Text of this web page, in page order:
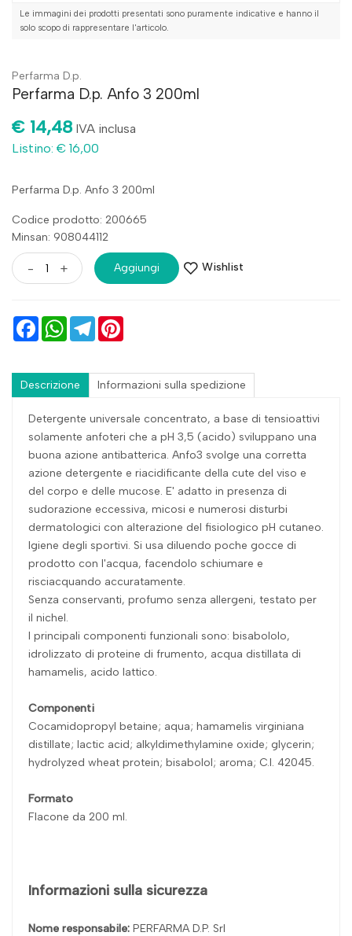
Le immagini dei prodotti presentati sono puramente indicative e hanno il
solo scopo di rappresentare l'articolo.
Perfarma D.p.
Perfarma D.p. Anfo 3 200ml
€ 14,48 IVA inclusa
Listino: € 16,00
Perfarma D.p. Anfo 3 200ml
Codice prodotto: 200665
Minsan: 908044112
- + Aggiungi Wishlist
FacebookWhatsAppTelegram
Descrizione Informazioni sulla spedizione
Detergente universale concentrato, a base di tensioattivi
solamente anfoteri che a pH 3,5 (acido) sviluppano una
buona azione antibatterica. Anfo3 svolge una corretta
azione detergente e riacidificante della cute del viso e
del corpo e delle mucose. E' adatto in presenza di
sudorazione eccessiva, micosi e numerosi disturbi
dermatologici con alterazione del fisiologico pH cutaneo.
Igiene degli sportivi. Si usa diluendo poche gocce di
prodotto con l'acqua, facendolo schiumare e
risciacquando accuratamente.
Senza conservanti, profumo senza allergeni, testato per
il nichel.
I principali componenti funzionali sono: bisabololo,
idrolizzato di proteine di frumento, acqua distillata di
hamamelis, acido lattico.
Componenti
Cocamidopropyl betaine; aqua; hamamelis virginiana
distillate; lactic acid; alkyldimethylamine oxide; glycerin;
hydrolyzed wheat protein; bisabolol; aroma; C.I. 42045.
Formato
Flacone da 200 ml.
Informazioni sulla sicurezza
Nome responsabile: PERFARMA D.P. Srl